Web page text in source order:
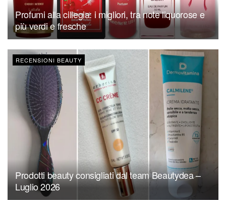
Profumi alla ciliegia: i migliori, tra note liquorose e
più verdi e fresche
RECENSIONI BEAUTY
Prodotti beauty consigliati dal team Beautydea –
Luglio 2026